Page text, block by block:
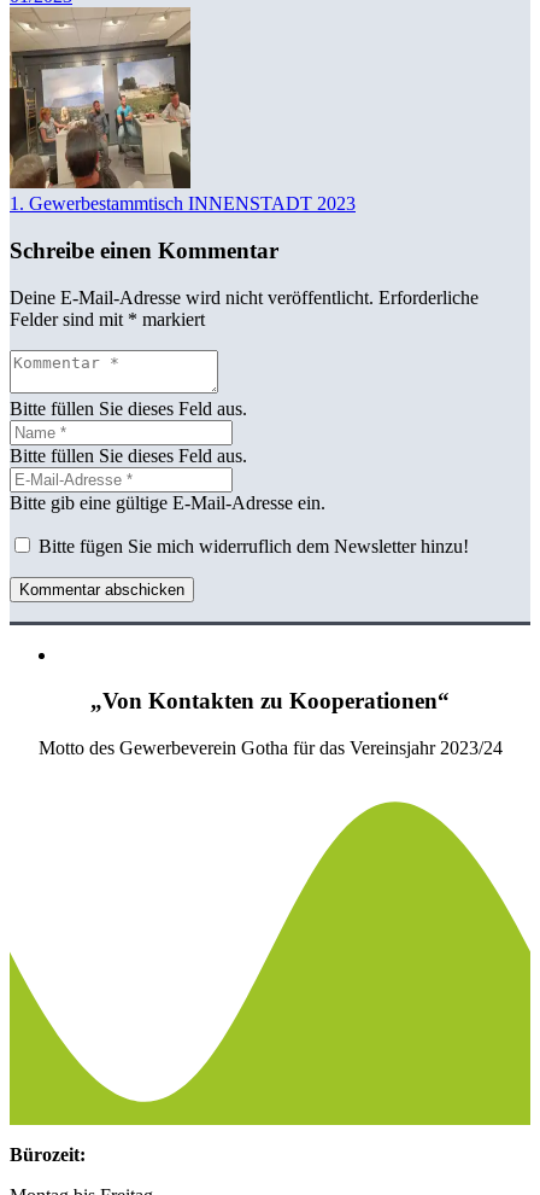
1. Gewerbestammtisch INNENSTADT 2023
Schreibe einen Kommentar
Deine E-Mail-Adresse wird nicht veröffentlicht. Erforderliche
Felder sind mit * markiert
Bitte füllen Sie dieses Feld aus.
Bitte füllen Sie dieses Feld aus.
Bitte gib eine gültige E-Mail-Adresse ein.
Bitte fügen Sie mich widerruflich dem Newsletter hinzu!
Kommentar abschicken
„Von Kontakten zu Kooperationen“
Motto des Gewerbeverein Gotha für das Vereinsjahr 2023/24
Bürozeit: